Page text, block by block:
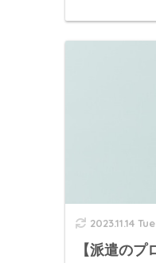
2023.11.14 Tue
【派遣の